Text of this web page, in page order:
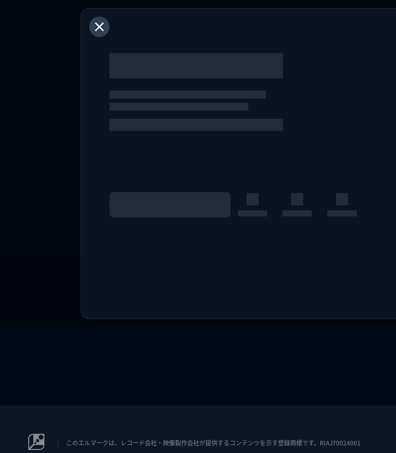
このエルマークは、レコード会社・映像製作会社が提供するコンテンツを示す登録商標です。RIAJ70024001